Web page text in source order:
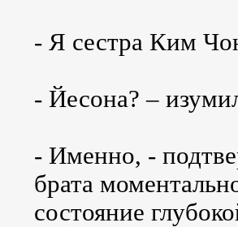
- Я сестра Ким
- Йесона? –
- Именно, -
брата
состояние